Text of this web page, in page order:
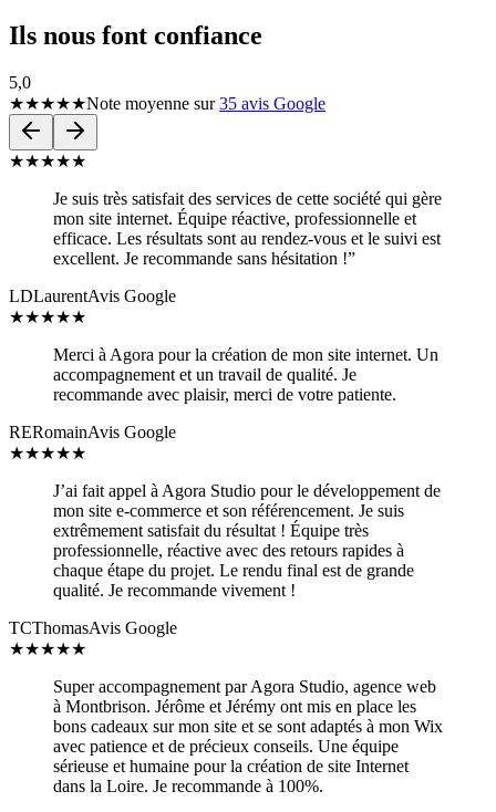
Ils nous font confiance
5,0
★★★★★Note moyenne sur35 avis Google
★★★★★
Je suis très satisfait des services de cette société qui gère
mon site internet. Équipe réactive, professionnelle et
efficace. Les résultats sont au rendez-vous et le suivi est
excellent. Je recommande sans hésitation !”
LDLaurentAvis Google
★★★★★
Merci à Agora pour la création de mon site internet. Un
accompagnement et un travail de qualité. Je
recommande avec plaisir, merci de votre patiente.
RERomainAvis Google
★★★★★
J’ai fait appel à Agora Studio pour le développement de
mon site e-commerce et son référencement. Je suis
extrêmement satisfait du résultat ! Équipe très
professionnelle, réactive avec des retours rapides à
chaque étape du projet. Le rendu final est de grande
qualité. Je recommande vivement !
TCThomasAvis Google
★★★★★
Super accompagnement par Agora Studio, agence web
à Montbrison. Jérôme et Jérémy ont mis en place les
bons cadeaux sur mon site et se sont adaptés à mon Wix
avec patience et de précieux conseils. Une équipe
sérieuse et humaine pour la création de site Internet
dans la Loire. Je recommande à 100%.